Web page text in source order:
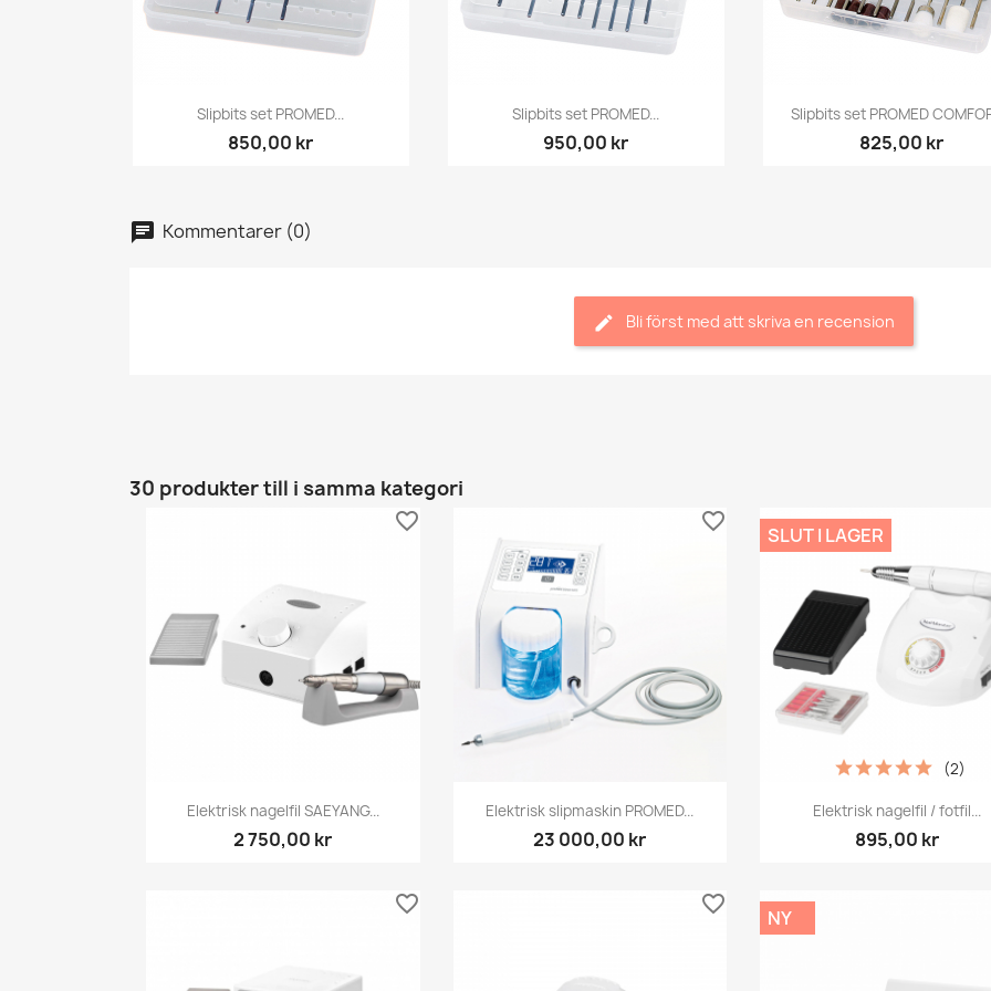
Snabbvy
Slipbits set PROMED...
850,00 kr
Snabbvy
Slipbits set PROMED...
950,00 kr
Snabbvy
Slipbits set PROMED
825,00 kr
Kommentarer (0)
Bli först med att skriva en recension
30 produkter till i samma kategori
Snabbvy
Elektrisk nagelfil SAEYANG...
2 750,00 kr
favorite_border
Snabbvy
Elektrisk slipmaskin PROMED...
23 000,00 kr
favorite_border
 Snabbvy
Elektrisk nagelfil / fotfil...
895,00 kr
(2)
SLUT I LAGER
favorite_border favorite_border
NY